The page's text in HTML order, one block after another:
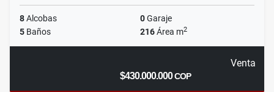
8Alcobas 0Garaje
5 Baños 216Área m2
Venta
$430.000.000COP